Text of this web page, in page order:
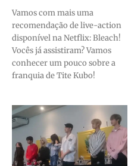
Vamos com mais uma
recomendação de live-action
disponível na Netflix: Bleach!
Vocês já assistiram? Vamos
conhecer um pouco sobre a
franquia de Tite Kubo!